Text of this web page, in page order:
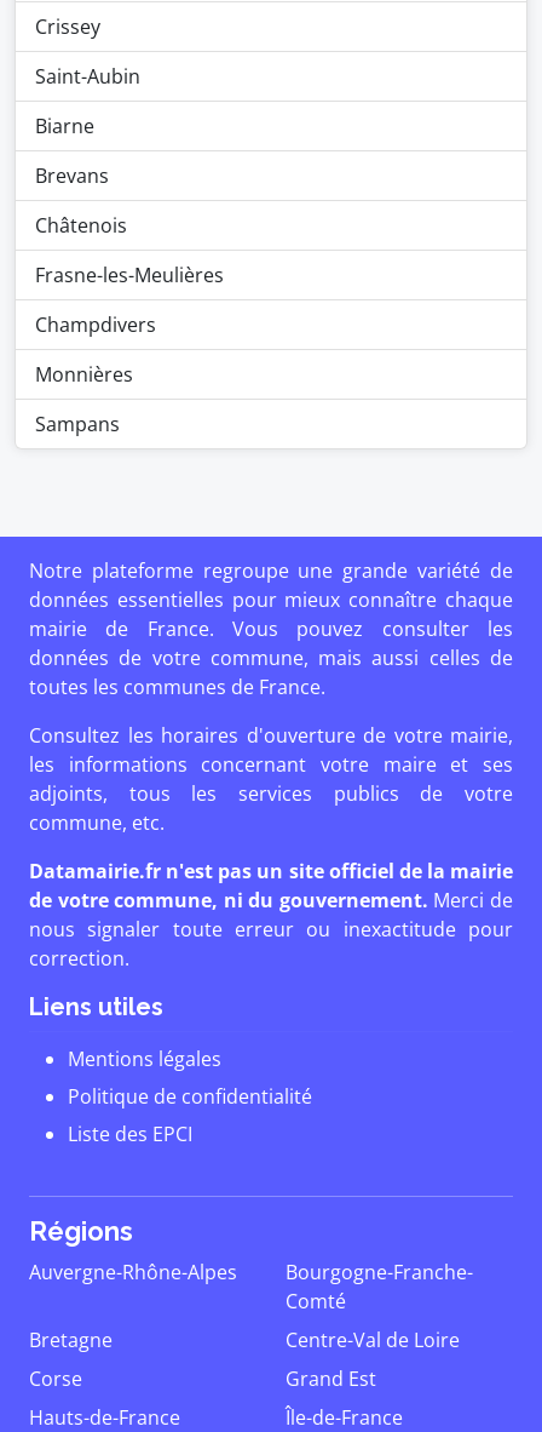
Crissey
Saint-Aubin
Biarne
Brevans
Châtenois
Frasne-les-Meulières
Champdivers
Monnières
Sampans
Notre plateforme regroupe une grande variété de
données essentielles pour mieux connaître chaque
mairie de France. Vous pouvez consulter les
données de votre commune, mais aussi celles de
toutes les communes de France.
Consultez les horaires d'ouverture de votre mairie,
les informations concernant votre maire et ses
adjoints, tous les services publics de votre
commune, etc.
Datamairie.fr n'est pas un site officiel de la mairie
de votre commune, ni du gouvernement. Merci de
nous signaler toute erreur ou inexactitude pour
correction.
Liens utiles
Mentions légales
Politique de confidentialité
Liste des EPCI
Régions
Auvergne-Rhône-Alpes
Bourgogne-Franche-
Comté
Bretagne
Centre-Val de Loire
Corse
Grand Est
Hauts-de-France
Île-de-France